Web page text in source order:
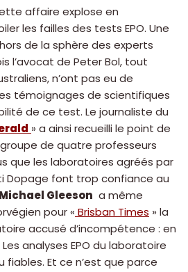
affaire explose en
les failles des tests EPO. Une
de la sphère des experts
l’avocat de Peter Bol, tout
n’ont pas eu de
témoignages de scientifiques
de ce test. Le journaliste du
» a ainsi recueilli le point de
de quatre professeurs
que les laboratoires agréés par
Dopage font trop confiance au
Michael Gleeson a même
pour « Brisban Times » la
accusé d’incompétence : en
analyses EPO du laboratoire
Et ce n’est que parce